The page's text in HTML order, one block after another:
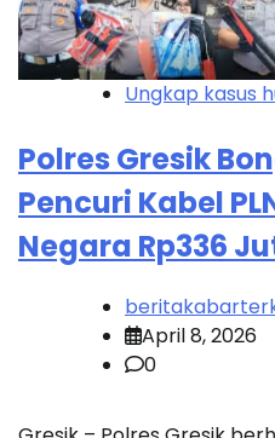
Ungkap kasus
Polres Gresik
Pencuri Kabel
Negara Rp336
April 8, 2026
0